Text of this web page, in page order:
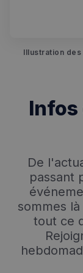
RECHERCHES
Annuaire
Infos
De
passant
sommes
tout ce